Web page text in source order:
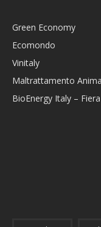
Green Economy
Ecomondo
Vinitaly
Maltrattamento
BioEnergy Italy –